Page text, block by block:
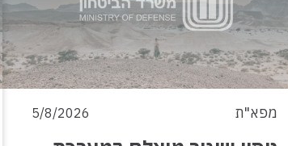
מפא"ת 5/8/2026